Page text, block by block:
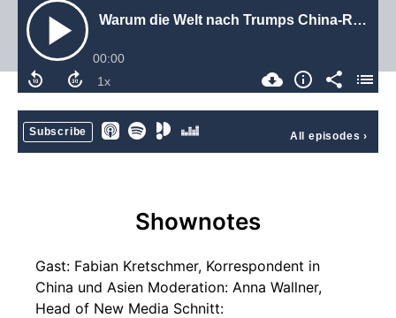
Warum die Welt nach Trumps China-Reise besorgt sein sollte
00:00
Subscribe All episodes ›
Shownotes
Gast: Fabian Kretschmer, Korrespondent in
China und Asien Moderation: Anna Wallner,
Head of New Media Schnitt: